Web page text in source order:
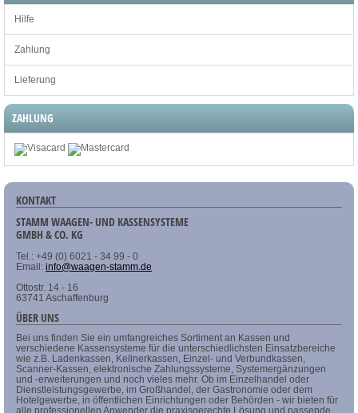
Hilfe
Zahlung
Lieferung
ZAHLUNG
KONTAKT
STAMM WAAGEN- UND KASSENSYSTEME
GMBH & CO. KG
Tel.: +49 (0) 6021 - 34 99 - 0
Email: info@waagen-stamm.de
Ottostr. 14 - 16
63741 Aschaffenburg
ÜBER UNS
Bei uns finden Sie ein umfangreiches Sortiment an Kassen und
verschiedene Kassensysteme für die unterschiedlichsten Einsatzbereiche
wie z.B. Ladenkassen, Kellnerkassen, Einzel- und Verbundkassen,
Scanner-Kassen, elektronische Zahlungssysteme, Systemergänzungen
und -erweiterungen und noch vieles mehr. Ob im Einzelhandel oder
Dienstleistungsgewerbe, im Großhandel, der Gastronomie oder dem
Hotelgewerbe, in öffentlichen Einrichtungen oder Behörden - wir bieten für
alle professionellen Anwender die praxisgerechte Lösung und passende